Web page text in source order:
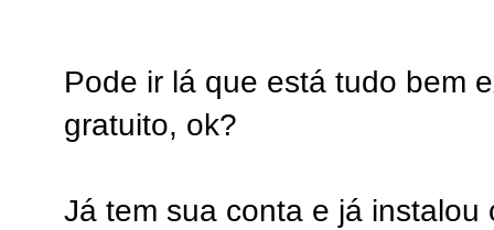
Pode ir lá que está tudo bem
gratuito, ok?
Já tem sua conta e já instalou